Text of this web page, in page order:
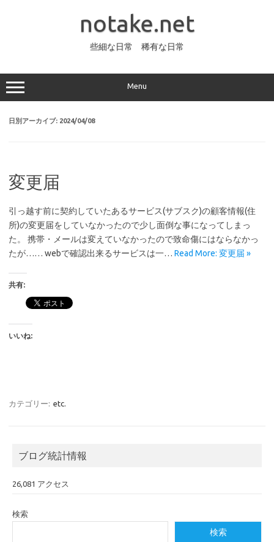
ッ
プ
notake.net
些細な日常 稀有な日常
Menu
日別アーカイブ: 2024/04/08
変更届
引っ越す前に契約していたあるサービス(サブスク)の顧客情報(住
所)の変更届をしていなかったので少し面倒な事になってしまっ
た。 携帯・メールは変えていなかったので致命傷にはならなかっ
たが…… webで確認出来るサービスは一… Read More: 変更届 »
共有:
いいね:
カテゴリー: etc.
ブログ統計情報
26,081 アクセス
検索
検索